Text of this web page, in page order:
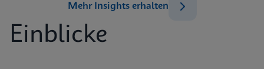
Einblicke
Mehr Insights erhalten